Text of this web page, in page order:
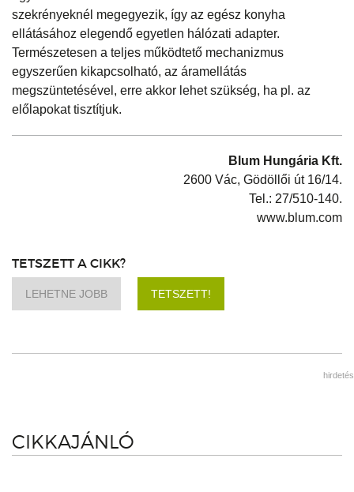
szekrényeknél megegyezik, így az egész konyha
ellátásához elegendő egyetlen hálózati adapter.
Természetesen a teljes működtető mechanizmus
egyszerűen kikapcsolható, az áramellátás
megszüntetésével, erre akkor lehet szükség, ha pl. az
előlapokat tisztítjuk.
Blum Hungária Kft.
2600 Vác, Gödöllői út 16/14.
Tel.: 27/510-140.
www.blum.com
TETSZETT A CIKK?
LEHETNE JOBB TETSZETT!
hirdetés
CIKKAJÁNLÓ